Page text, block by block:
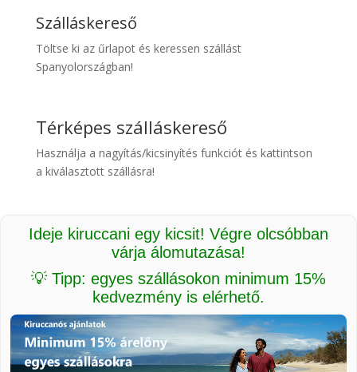
Taxi
Szálláskereső
Töltse ki az űrlapot és keressen szállást
Spanyolországban!
Térképes szálláskereső
Használja a nagyítás/kicsinyítés funkciót és kattintson
a kiválasztott szállásra!
Ideje kiruccani egy kicsit! Végre olcsóbban
várja álomutazása!
💡 Tipp: egyes szállásokon minimum 15%
kedvezmény is elérhető.